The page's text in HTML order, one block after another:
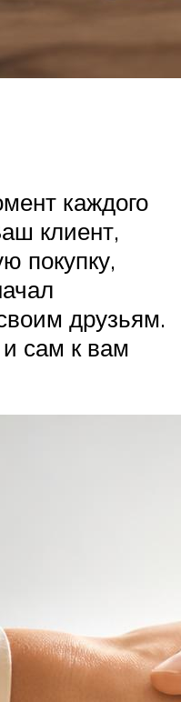
каждого
клиент,
покупку,
друзьям.
и сам к вам